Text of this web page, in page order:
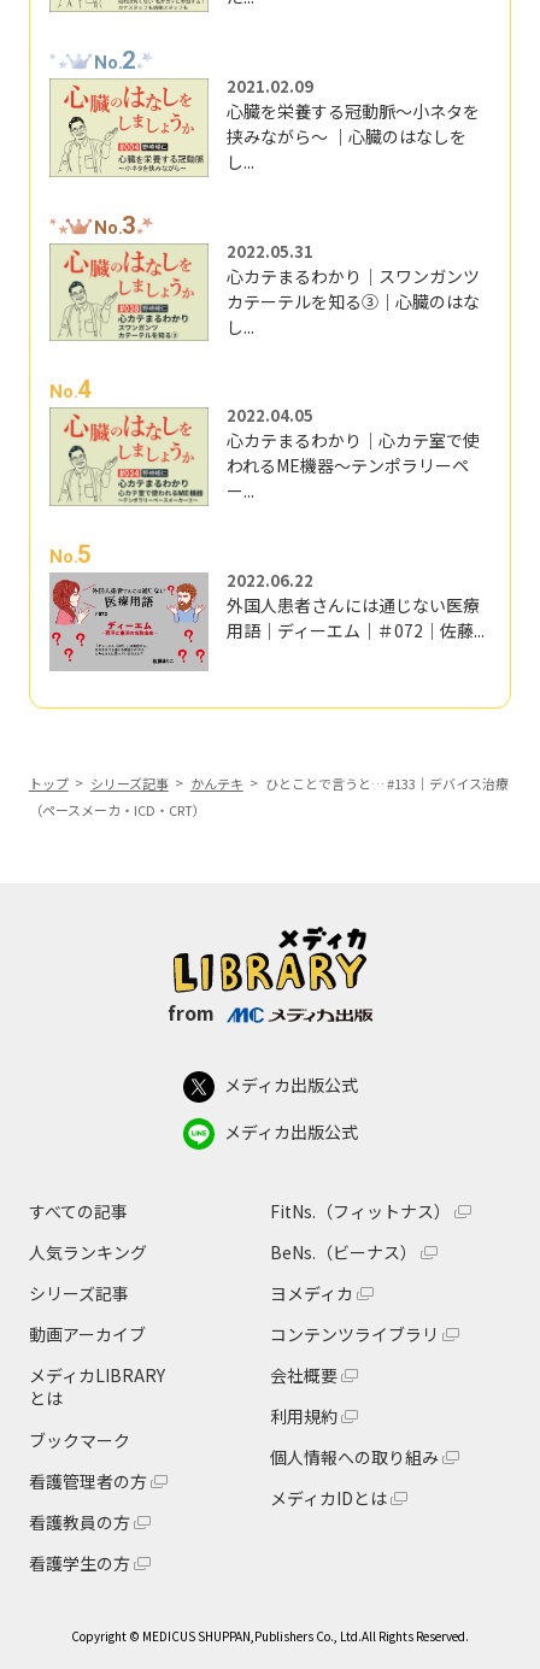
No.2
2021.02.09
心臓を栄養する冠動脈～小ネタを
挟みながら～ ｜心臓のはなしを
し...
No.3
2022.05.31
心カテまるわかり｜スワンガンツ
カテーテルを知る③｜心臓のはな
し...
No.4
2022.04.05
心カテまるわかり｜心カテ室で使
われるME機器～テンポラリーペ
ー...
No.5
2022.06.22
外国人患者さんには通じない医療
用語｜ディーエム｜＃072｜佐藤...
トップ シリーズ記事 かんテキ
ひとことで言うと… #133｜デバイス治療
（ペースメーカ・ICD・CRT）
from
メディカ出版公式
メディカ出版公式
すべての記事
人気ランキング
シリーズ記事
動画アーカイブ
メディカLIBRARY
とは
ブックマーク
看護管理者の方
看護教員の方
看護学生の方
FitNs.（フィットナス）
BeNs.（ビーナス）
ヨメディカ
コンテンツライブラリ
会社概要
利用規約
個人情報への取り組み
メディカIDとは
Copyright © MEDICUS SHUPPAN,Publishers Co., Ltd.All Rights Reserved.